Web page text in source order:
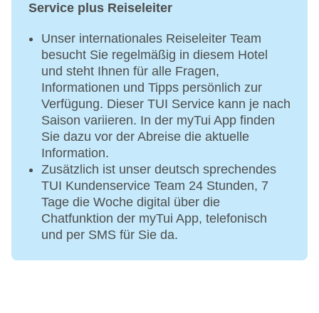
Service plus Reiseleiter
Unser internationales Reiseleiter Team
besucht Sie regelmäßig in diesem Hotel
und steht Ihnen für alle Fragen,
Informationen und Tipps persönlich zur
Verfügung. Dieser TUI Service kann je nach
Saison variieren. In der myTui App finden
Sie dazu vor der Abreise die aktuelle
Information.
Zusätzlich ist unser deutsch sprechendes
TUI Kundenservice Team 24 Stunden, 7
Tage die Woche digital über die
Chatfunktion der myTui App, telefonisch
und per SMS für Sie da.